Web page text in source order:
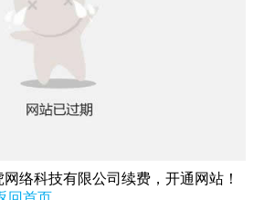
络科技有限公司续费，开通网站！
康潮饮领导品牌